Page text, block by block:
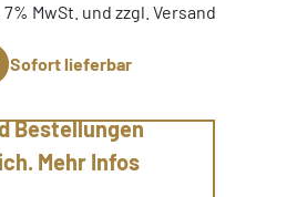
MwSt. und zzgl. Versand
Sofort lieferbar
Bestellungen
Mehr Infos